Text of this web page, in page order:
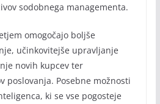
sodobnega managementa.
omogočajo boljše
učinkovitejše upravljanje
novih kupcev ter
poslovanja. Posebne možnosti
ki se vse pogosteje